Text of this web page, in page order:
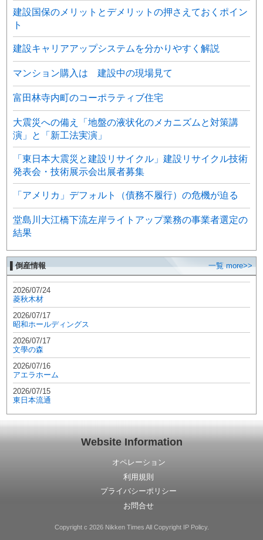
建設国保のメリットとデメリットの押さえておくポイン
ト
建設キャリアアップシステムを分かりやすく解説
マンション購入は 建設中の現場見て
富田林寺内町のコーポラティブ住宅
大震災への備え「地盤の液状化のメカニズムと対策講
演」と「新工法実演」
「東日本大震災と建設リサイクル」建設リサイクル技術
発表会・技術展示会出展者募集
「アメリカ」デフォルト（債務不履行）の危機が迫る
堂島川大江橋下流左岸ライトアップ業務の事業者選定の
結果
▌倒産情報 一覧 more>>
2026/07/24
菱秋木材
2026/07/17
昭和ホールディングス
2026/07/17
文學の森
2026/07/16
アエラホーム
2026/07/15
東日本流通
Website Information
オペレーション
利用規則
プライバシーポリシー
お問合せ
Copyright c 2026 Nikken Times All Copyright IP Policy.